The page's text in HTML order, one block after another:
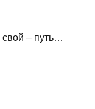
– путь…